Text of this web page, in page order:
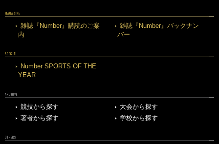
MAGAZINE
雑誌『Number』購読のご案
内
雑誌『Number』バックナン
バー
SPECIAL
Number SPORTS OF THE
YEAR
ARCHIVE
競技から探す
大会から探す
著者から探す
学校から探す
OTHERS